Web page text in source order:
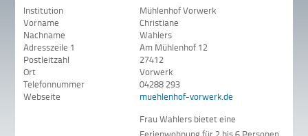
Institution
Mühlenhof Vorwerk
Vorname
Christiane
Nachname
Wahlers
Adresszeile 1
Am Mühlenhof 12
Postleitzahl
27412
Ort
Vorwerk
Telefonnummer
04288 293
Webseite
muehlenhof-vorwerk.de
Frau Wahlers bietet eine